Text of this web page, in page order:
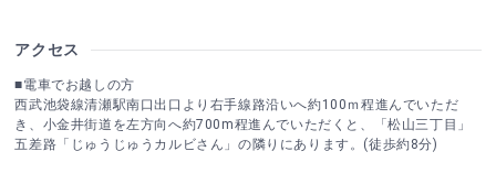
アクセス
■電車でお越しの方
西武池袋線清瀬駅南口出口より右手線路沿いへ約100ｍ程進んでいただ
き、小金井街道を左方向へ約700m程進んでいただくと、「松山三丁目」
五差路「じゅうじゅうカルビさん」の隣りにあります。(徒歩約8分)